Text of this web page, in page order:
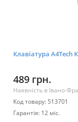
Клавіатура A4Tech
489 грн.
Наявність в Івано-
Код товару: 513701
Гарантія: 12 міс.